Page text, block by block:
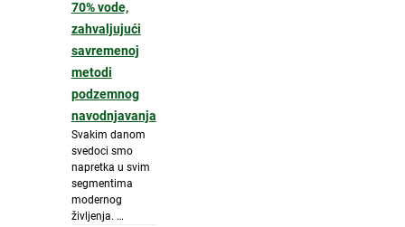
70% vode,
zahvaljujući
savremenoj
metodi
podzemnog
navodnjavanja
Svakim danom
svedoci smo
napretka u svim
segmentima
modernog
življenja. …